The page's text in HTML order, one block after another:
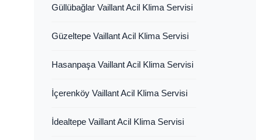
Güllübağlar Vaillant Acil Klima Servisi
Güzeltepe Vaillant Acil Klima Servisi
Hasanpaşa Vaillant Acil Klima Servisi
İçerenköy Vaillant Acil Klima Servisi
İdealtepe Vaillant Acil Klima Servisi